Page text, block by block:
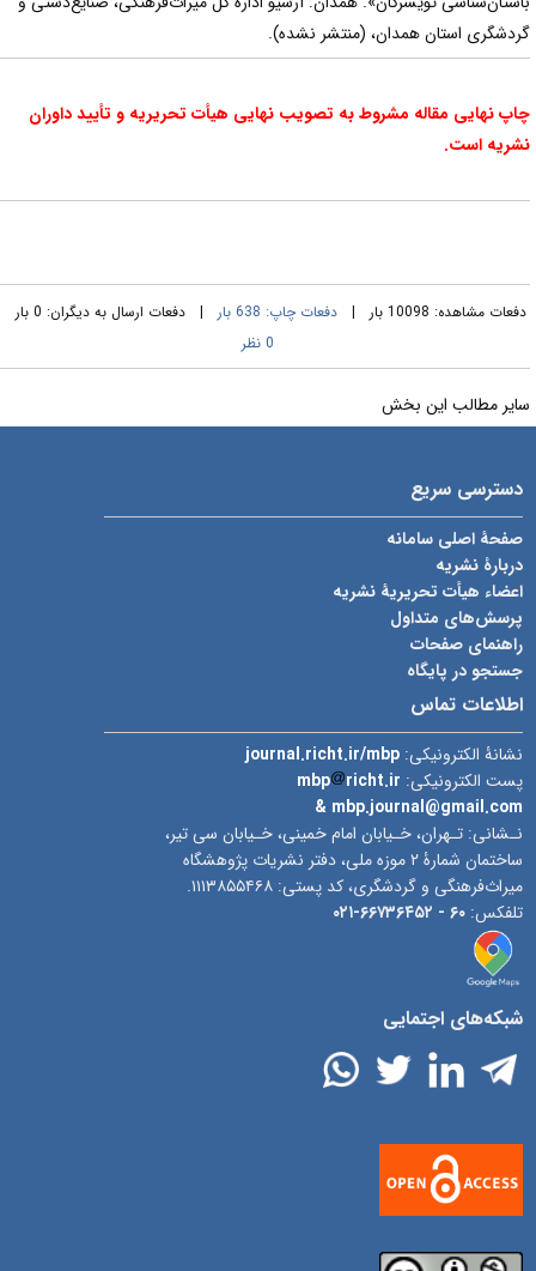
استان همدان، (منتشر نشده).
نهایی مقاله مشروط به تصویب نهایی هیأت تحریریه و تأیید داوران
است.
مشاهده: 10098 بار | دفعات چاپ: 638 بار
| دفعات ارسال به دیگران: 0 بار |
مطالب این بخش
دسترسی سریع
صفحۀ اصلی سامانه
دربارۀ نشریه
اعضاء هیأت تحریریۀ نشریه
پرسش‌های متداول
راهنمای صفحات
جستجو در پایگاه
اطلاعات تماس
نشانۀ الکترونیکی:journal.richt.ir/mbp
پست الکترونیکی:
mbp
richt.ir
& mbp.journal@gmail.com
نـشانی: تـهران، خـیابان امام خمینی، خـیابان سی تیر،
ساختمان شمارۀ ۲ موزه ملی، دفتر نشریات پژوهشگاه
میراث‌فرهنگی و گردشگری، کد پستی: ۱۱۱۳۸۵۵۴۶۸.
تلفکس:۶۰ - ۶۶۷۳۶۴۵۲-۰۲۱
شبکه‌های اجتمایی